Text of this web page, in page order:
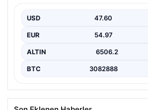
köşelerinden biri gelmiştir. Yeşille
USD 47.60
EUR 54.97
ALTIN 6506.2
BTC 3082888